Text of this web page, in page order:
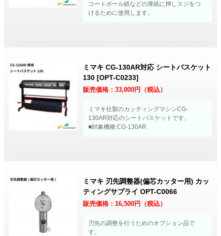
コートボール紙などの厚紙に押しスジをつ
けるために使用します。
ミマキ CG-130AR対応 シートバスケット
130 [OPT-C0233]
販売価格：33,000円（税込）
ミマキ社製のカッティングマシンCG-
130AR対応のシートバスケットです。
■対象機種:CG-130AR
ミマキ 刃先調整器(偏芯カッター用) カッ
ティングサプライ OPT-C0066
販売価格：16,500円（税込）
刃先の調整を行うためのオプション品で
す。